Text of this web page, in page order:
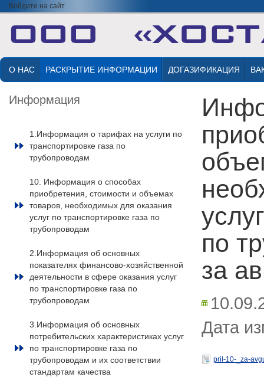
Войдите на сайт
О НАС РАСКРЫТИЕ ИНФОРМАЦИИ ДОГАЗИФИКАЦИЯ
Информация
1.Информация о тарифах на услуги по
транспортировке газа по
трубопроводам
10. Информация о способах
приобретения, стоимости и объемах
товаров, необходимых для оказания
услуг по транспортировке газа по
трубопроводам
2.Информация об основных
показателях финансово-хозяйственной
деятельности в сфере оказания услуг
по транспортировке газа по
трубопроводам
3.Информация об основных
потребительских характеристиках услуг
по транспортировке газа по
трубопроводам и их соответствии
стандартам качества
по
за
Дата
pril-10-_za-